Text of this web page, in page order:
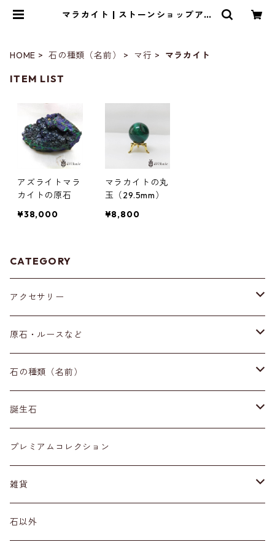
マラカイト | ストーンショップアル
HOME 石の種類（名前） マ行 マラカイト
ITEM LIST
アズライトマラ
カイトの原石
¥38,000
マラカイトの丸
玉（29.5mm）
¥8,800
CATEGORY
アクセサリー
ブレスレット
イヤリング・ピアス
ネックレス・ペンダントトップ
リング
材質
プラチナ
その他アクセサリー
原石・ルースなど
原石
丸玉
標本
磨き石
ルース
石の種類（名前）
ア行
アイオライト
アクアマリン
カ行
カーネリアン
カイヤナイト
サ行
サファイア
タ行
誕生石
１月
２月
３月
プレミアムコレクション
雑貨
天然石雑貨
石以外